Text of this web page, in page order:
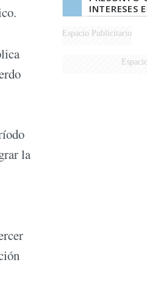
la
INTERESES
LEY DE
Espacio Publicitario